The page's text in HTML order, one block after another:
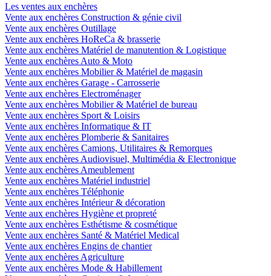
Les ventes aux enchères
Vente aux enchères Construction & génie civil
Vente aux enchères Outillage
Vente aux enchères HoReCa & brasserie
Vente aux enchères Matériel de manutention & Logistique
Vente aux enchères Auto & Moto
Vente aux enchères Mobilier & Matériel de magasin
Vente aux enchères Garage - Carrosserie
Vente aux enchères Electroménager
Vente aux enchères Mobilier & Matériel de bureau
Vente aux enchères Sport & Loisirs
Vente aux enchères Informatique & IT
Vente aux enchères Plomberie & Sanitaires
Vente aux enchères Camions, Utilitaires & Remorques
Vente aux enchères Audiovisuel, Multimédia & Electronique
Vente aux enchères Ameublement
Vente aux enchères Matériel industriel
Vente aux enchères Téléphonie
Vente aux enchères Intérieur & décoration
Vente aux enchères Hygiène et propreté
Vente aux enchères Esthétisme & cosmétique
Vente aux enchères Santé & Matériel Medical
Vente aux enchères Engins de chantier
Vente aux enchères Agriculture
Vente aux enchères Mode & Habillement